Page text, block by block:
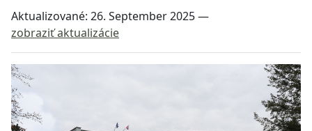
Aktualizované: 26. September 2025—
zobraziť aktualizácie